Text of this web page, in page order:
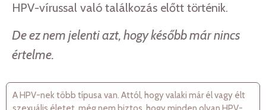
HPV-vírussal való találkozás előtt történik.
De ez nem jelenti azt, hogy később már nincs
értelme.
A HPV-nek több típusa van. Attól, hogy valaki már él vagy élt